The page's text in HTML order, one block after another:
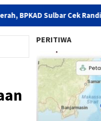
Cek Randis
PERITIWA